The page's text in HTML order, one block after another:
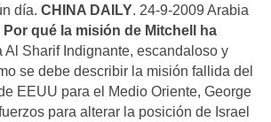
día. CHINA DAILY. 24-9-2009 Arabia
Por qué la misión de Mitchell ha
Al Sharif Indignante, escandaloso y
se debe describir la misión fallida del
EEUU para el Medio Oriente, George
para alterar la posición de Israel